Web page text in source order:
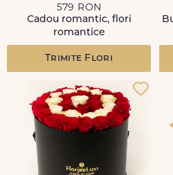
579 RON
Cadou romantic, flori
romantice
Trimite Flori